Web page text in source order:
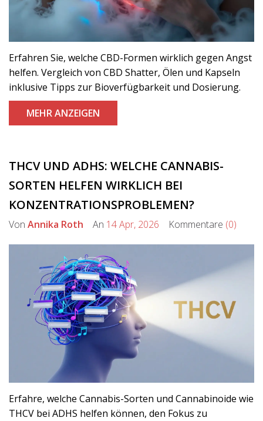
Erfahren Sie, welche CBD-Formen wirklich gegen Angst
helfen. Vergleich von CBD Shatter, Ölen und Kapseln
inklusive Tipps zur Bioverfügbarkeit und Dosierung.
MEHR ANZEIGEN
THCV UND ADHS: WELCHE CANNABIS-
SORTEN HELFEN WIRKLICH BEI
KONZENTRATIONSPROBLEMEN?
Von Annika Roth An 14 Apr, 2026 Kommentare (0)
Erfahre, welche Cannabis-Sorten und Cannabinoide wie
THCV bei ADHS helfen können, den Fokus zu